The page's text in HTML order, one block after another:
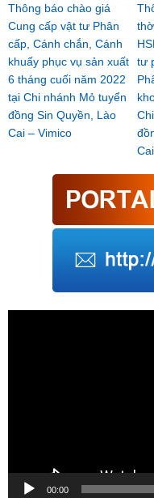
Thông báo chào giá
Cung cấp vật tư Phân
cấp, Cánh chắn, Cánh
khuấy phục vụ sản xuất
6 tháng cuối năm 2022
tại Chi nhánh Mỏ tuyển
đồng Sin Quyền, Lào
Cai – Vimico
tư
00:00